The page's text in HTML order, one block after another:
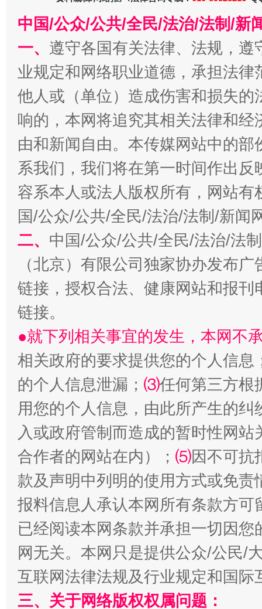
在谋一域中谋全局
习近平的博鳌关键词
魏明亮
“刷贴”乱象丛生
揭批美国五大"原罪" "炒
中国/公众/公共/全民/法治/法制/新
一、 遵守各国有关法律、法规，
业规定和网络职业道德，承担法
他人或（单位）造成伤害和损失
响的，本网将追究其相关法律和
由和新闻自由。本传媒网站中的
系我们，我们将在第一时间作出
容系本人或法人版权所有，网站
国/公众/公共/全民/法治/法制/新闻
二、 中国/公众/公共/全民/法治/法
（北京）有限公司独家协办发布
链接，授权合法、健康网站和报
链接。
●就下列相关事宜的发生，本网不
相关政府的要求提供您的个人信息
的个人信息泄漏； ⑶任何第三方根
用您的个人信息，由此所产生的纠
入或政府管制而造成的暂时性网
合作者的网站在内）； ⑸因不可抗
款及声明中列明的使用方式或免责
报料信息人承认本网所有条款方
已经阅读本网条款并承担一切因
网无关。本网只是提供公众/公民/
互联网法律法规及行业规定和国
三、关于网络版权权属问题：